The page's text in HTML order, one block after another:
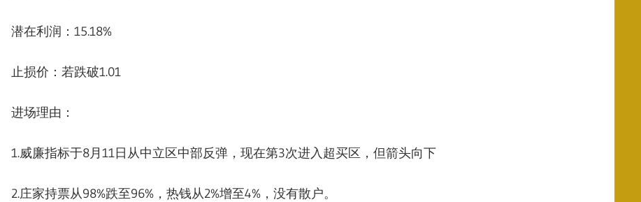
潜在利润：15.18%
止损价：若跌破1.01
进场理由：
1.威廉指标于8月11日从中立区中部反弹，现在第3次进入超买区，但箭头向下
2.庄家持票从98%跌至96%，热钱从2%增至4%，没有散户。